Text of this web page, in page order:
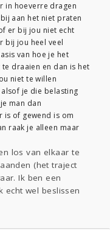
in hoeverre dragen
aan het niet praten
er bij jou niet echt
bij jou heel veel
van hoe je het
draaien en dan is het
niet te willen
je die belasting
man dan
of gewend is om
raak je alleen maar
los van elkaar te
(het traject
Ik ben een
echt wel beslissen